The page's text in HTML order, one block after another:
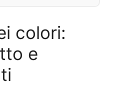
colori:
e